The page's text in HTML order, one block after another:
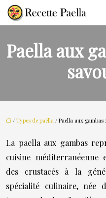
Paella aux
/ Types de paëlla / Paella aux gambas
La paella aux gambas
cuisine méditerranéenne
des crustacés à la
spécialité culinaire, née